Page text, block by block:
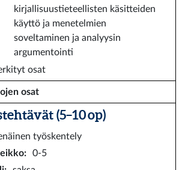
kirjallisuustieteellisten käsitteiden
käyttö ja menetelmien
soveltaminen ja analyysin
argumentointi
osat
osat
(5–10 op)
työskentely
:
0-5